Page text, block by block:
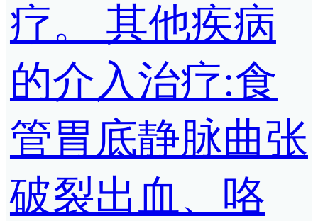
疗。 其他疾病
的介入治疗:食
管胃底静脉曲张
破裂出血、咯